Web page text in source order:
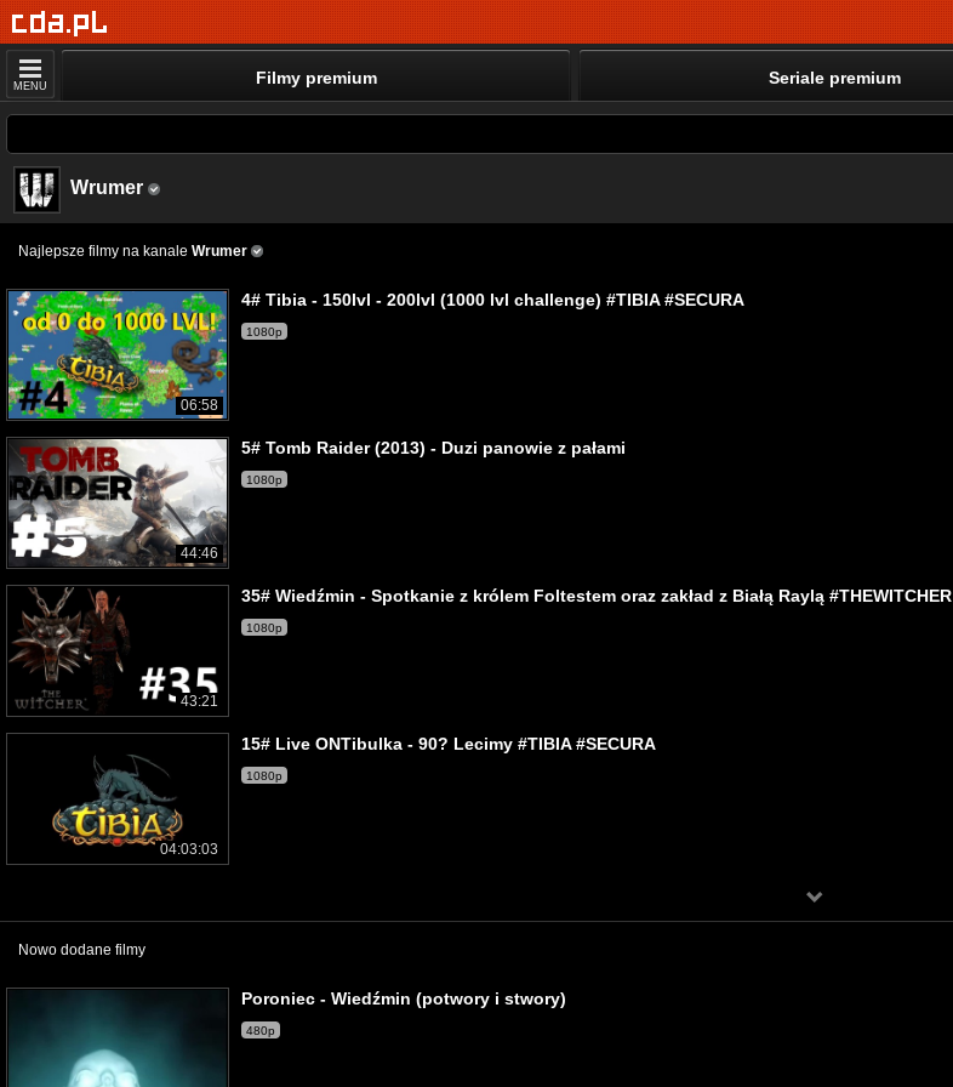
MENU Filmy premium Seriale premium
Wrumer
Najlepsze filmy na kanale Wrumer
06:58
4# Tibia - 150lvl - 200lvl (1000 lvl challenge) #TIBIA #SECURA
1080p
44:46
5# Tomb Raider (2013) - Duzi panowie z pałami
1080p
43:21
35# Wiedźmin - Spotkanie z królem Foltestem oraz zakład z Białą Raylą #THEWITCHER
1080p
04:03:03
15# Live ONTibulka - 90? Lecimy #TIBIA #SECURA
1080p
Nowo dodane filmy
Poroniec - Wiedźmin (potwory i stwory)
480p